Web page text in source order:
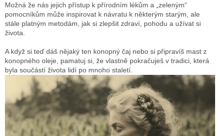
Možná že nás jejich přístup k přírodním lékům a „zeleným“
pomocníkům může inspirovat k návratu k některým starým, ale
stále platným metodám, jak si zlepšit zdraví, pohodu a užívat si
života.
A když si teď dáš nějaký ten konopný čaj nebo si připravíš mast z
konopného oleje, pamatuj si, že vlastně pokračuješ v tradici, která
byla součástí života lidí po mnoho staletí.